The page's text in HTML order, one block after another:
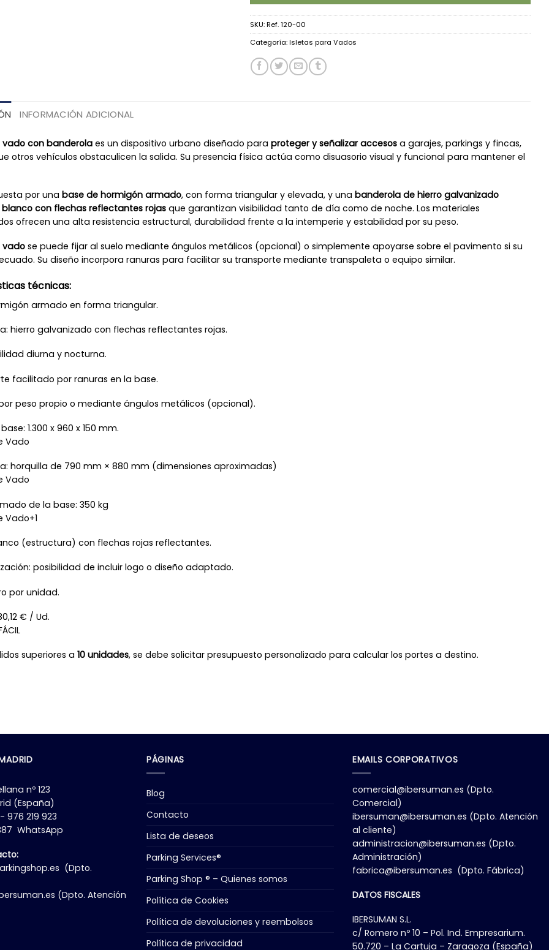
SKU:Ref. 120-00
Categoría:Isletas para Vados
INFORMACIÓN ADICIONAL
vado con banderola es un dispositivo urbano diseñado para proteger y señalizar accesos a garajes, parkings y fincas,
otros vehículos obstaculicen la salida. Su presencia física actúa como disuasorio visual y funcional para mantener el
por una base de hormigón armado, con forma triangular y elevada, y una banderola de hierro galvanizado
con flechas reflectantes rojas que garantizan visibilidad tanto de día como de noche. Los materiales
ofrecen una alta resistencia estructural, durabilidad frente a la intemperie y estabilidad por su peso.
vadose puede fijar al suelo mediante ángulos metálicos (opcional) o simplemente apoyarse sobre el pavimento si su
Su diseño incorpora ranuras para facilitar su transporte mediante transpaleta o equipo similar.
técnicas:
armado en forma triangular.
hierro galvanizado con flechas reflectantes rojas.
diurna y nocturna.
facilitado por ranuras en la base.
peso propio o mediante ángulos metálicos (opcional).
1.300 x 960 x 150 mm.
Vado
horquilla de 790 mm × 880 mm (dimensiones aproximadas)
Vado
de la base: 350 kg
Vado+1
(estructura) con flechas rojas reflectantes.
posibilidad de incluir logo o diseño adaptado.
por unidad.
€ / Ud.
superiores a 10 unidades, se debe solicitar presupuesto personalizado para calcular los portes a destino.
nº 123
(España)
- 976 219 923
WhatsApp
(Dpto.
(Dpto. Atención
PÁGINAS
Blog
Contacto
Lista de deseos
Parking Services®
Parking Shop ® – Quienes somos
Política de Cookies
Política de devoluciones y reembolsos
Política de privacidad
EMAILS CORPORATIVOS
comercial@ibersuman.es (Dpto.
Comercial)
ibersuman@ibersuman.es (Dpto. Atención
al cliente)
administracion@ibersuman.es (Dpto.
Administración)
fabrica@ibersuman.es (Dpto. Fábrica)
DATOS FISCALES
IBERSUMAN S.L.
c/ Romero nº 10 – Pol. Ind. Empresarium.
50.720 – La Cartuja – Zaragoza (España)